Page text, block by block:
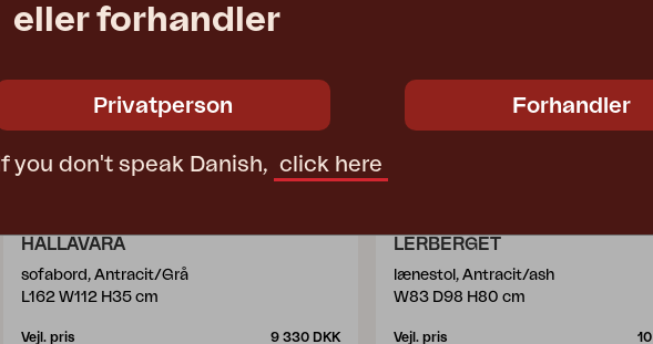
HALLAVARA
sofabord, Antracit/Grå
L162 W112 H35 cm
Vejl. pris 9 330 DKK
LERBERGET
lænestol, Antracit/ash
W83 D98 H80 cm
Vejl. pris
eller forhandler
Privatperson Forhandler
If you don't speak Danish, click here